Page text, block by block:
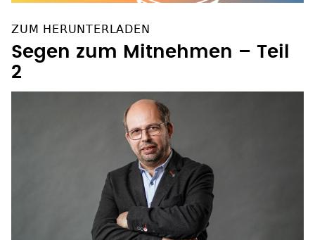
Segen zum Mitnehmen – Teil
2